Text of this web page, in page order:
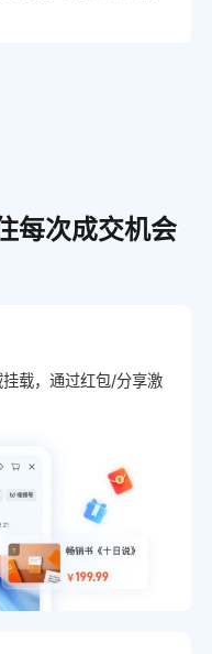
每次成交机会
载，通过红包/分享激